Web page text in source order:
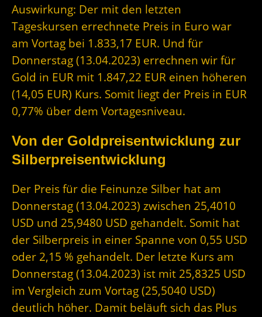
Auswirkung: Der mit den letzten
Tageskursen errechnete Preis in Euro war
am Vortag bei 1.833,17 EUR. Und für
Donnerstag (13.04.2023) errechnen wir für
Gold in EUR mit 1.847,22 EUR einen höheren
(14,05 EUR) Kurs. Somit liegt der Preis in EUR
0,77% über dem Vortagesniveau.
Von der Goldpreisentwicklung zur
Silberpreisentwicklung
Der Preis für die Feinunze Silber hat am
Donnerstag (13.04.2023) zwischen 25,4010
USD und 25,9480 USD gehandelt. Somit hat
der Silberpreis in einer Spanne von 0,55 USD
oder 2,15 % gehandelt. Der letzte Kurs am
Donnerstag (13.04.2023) ist mit 25,8325 USD
im Vergleich zum Vortag (25,5040 USD)
deutlich höher. Damit beläuft sich das Plus